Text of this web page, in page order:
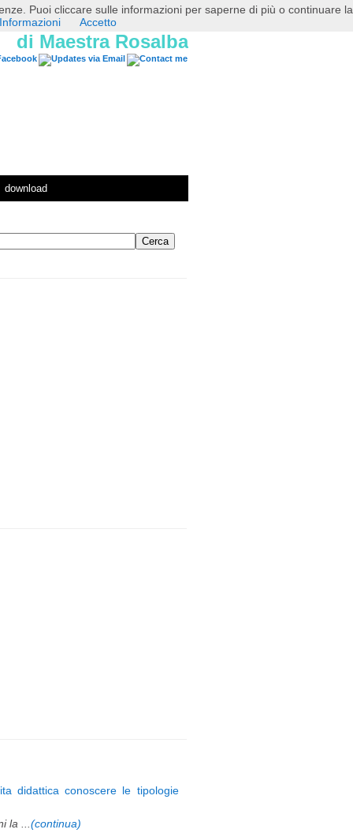
di Maestra Rosalba
download
didattica conoscere le tipologie
la ... (continua)
Puoi cliccare sulle informazioni per saperne di più o continuare la
Accetto